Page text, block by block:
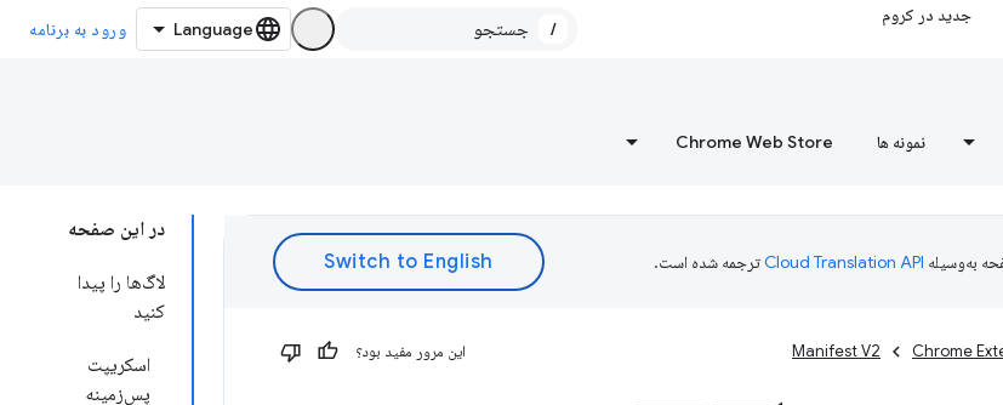
جدید در کروم
/ ورود به برنامه
نمونه ها Chrome Web Store
در این صفحه
لاگ‌ها را پیدا
کنید
اسکریپت
پس‌زمینه
به‌وسیله ترجمه شده است.
Chrome
Manifest V2 این مرور مفید بود؟